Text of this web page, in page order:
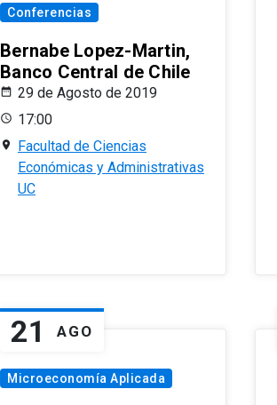
Conferencias
Bernabe Lopez-Martin,
Banco Central de Chile
29 de Agosto de 2019
17:00
Facultad de Ciencias
Económicas y Administrativas
UC
21 AGO
Microeconomía Aplicada